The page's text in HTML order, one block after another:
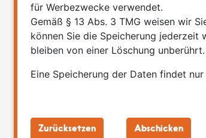
für Werbezwecke verwendet.
Gemäß § 13 Abs. 3 TMG weisen wir
können Sie die Speicherung
bleiben von einer Löschung unberührt.
Eine Speicherung der Daten findet